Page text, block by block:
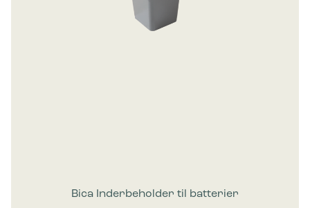
Bica Inderbeholder til batterier